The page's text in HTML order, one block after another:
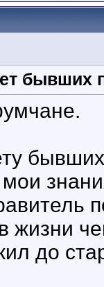
бывших
жизни
до